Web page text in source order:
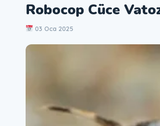
Robocop Cüce
03 Oca 2025